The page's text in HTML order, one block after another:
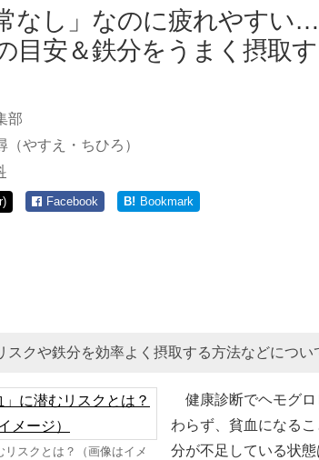
なし」なのに疲れやすい
安＆鉄分をうまく摂取
部
（やすえ・ちひろ）
Facebook B! Bookmark
スクや鉄分を効率よく摂取する方法などについ
スクとは？（画像はイメ
健康診断でヘモグロ
わらず、貧血になる
分が不足している状